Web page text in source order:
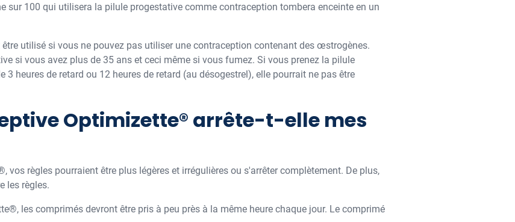
sur 100 qui utilisera la pilule progestative comme contraception tombera enceinte en un
utilisé si vous ne pouvez pas utiliser une contraception contenant des œstrogènes.
si vous avez plus de 35 ans et ceci même si vous fumez. Si vous prenez la pilule
heures de retard ou 12 heures de retard (au désogestrel), elle pourrait ne pas être
Optimizette® arrête-t-elle mes
vos règles pourraient être plus légères et irrégulières ou s'arrêter complètement. De plus,
les règles.
les comprimés devront être pris à peu près à la même heure chaque jour. Le comprimé